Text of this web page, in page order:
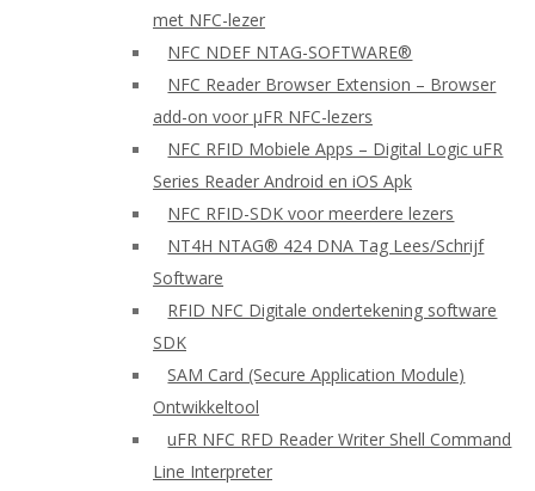
met NFC-lezer
NFC NDEF NTAG-SOFTWARE®
NFC Reader Browser Extension – Browser
add-on voor μFR NFC-lezers
NFC RFID Mobiele Apps – Digital Logic uFR
Series Reader Android en iOS Apk
NFC RFID-SDK voor meerdere lezers
NT4H NTAG® 424 DNA Tag Lees/Schrijf
Software
RFID NFC Digitale ondertekening software
SDK
SAM Card (Secure Application Module)
Ontwikkeltool
uFR NFC RFD Reader Writer Shell Command
Line Interpreter